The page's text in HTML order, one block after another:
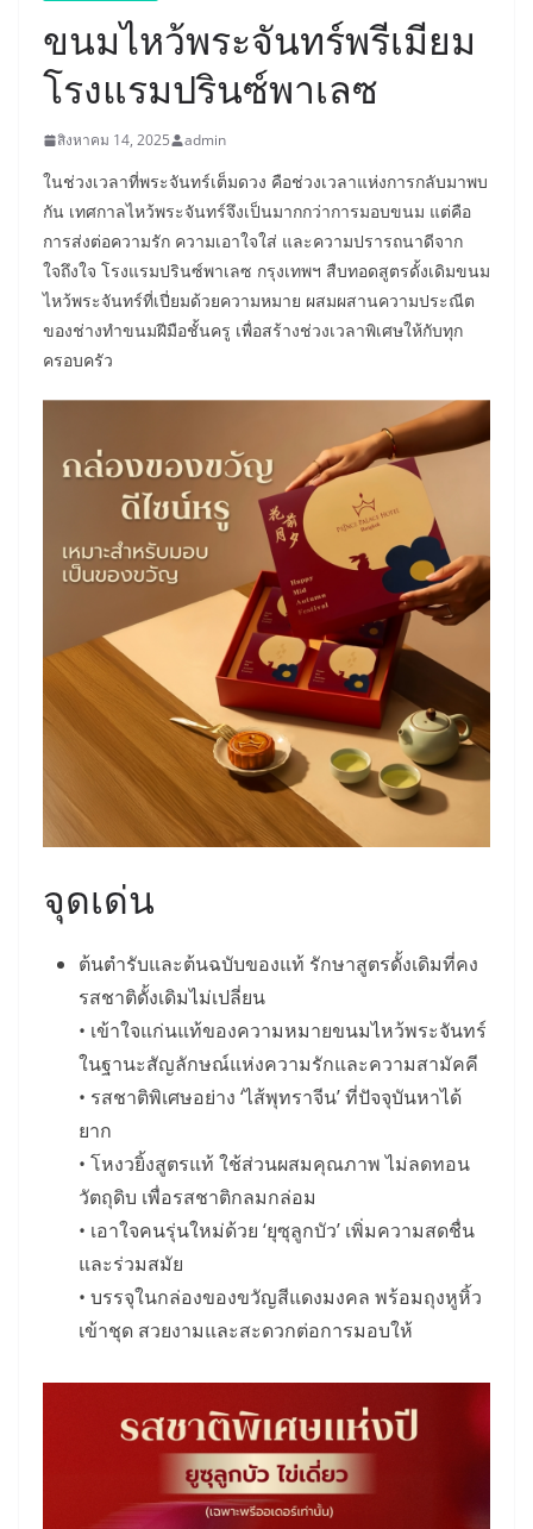
ขนมไหว้พระจันทร์พรีเมียม
โรงแรมปรินซ์พาเลซ
สิงหาคม 14, 2025 admin
ในช่วงเวลาที่พระจันทร์เต็มดวง คือช่วงเวลาแห่งการกลับมาพบ
กัน เทศกาลไหว้พระจันทร์จึงเป็นมากกว่าการมอบขนม แต่คือ
การส่งต่อความรัก ความเอาใจใส่ และความปรารถนาดีจาก
ใจถึงใจ โรงแรมปรินซ์พาเลซ กรุงเทพฯ สืบทอดสูตรดั้งเดิมขนม
ไหว้พระจันทร์ที่เปี่ยมด้วยความหมาย ผสมผสานความประณีต
ของช่างทำขนมฝีมือชั้นครู เพื่อสร้างช่วงเวลาพิเศษให้กับทุก
ครอบครัว
จุดเด่น
ต้นตำรับและต้นฉบับของแท้ รักษาสูตรดั้งเดิมที่คง
รสชาติดั้งเดิมไม่เปลี่ยน
• เข้าใจแก่นแท้ของความหมายขนมไหว้พระจันทร์
ในฐานะสัญลักษณ์แห่งความรักและความสามัคคี
• รสชาติพิเศษอย่าง ‘ไส้พุทราจีน’ ที่ปัจจุบันหาได้
ยาก
• โหงวยิ้งสูตรแท้ ใช้ส่วนผสมคุณภาพ ไม่ลดทอน
วัตถุดิบ เพื่อรสชาติกลมกล่อม
• เอาใจคนรุ่นใหม่ด้วย ‘ยุซุลูกบัว’ เพิ่มความสดชื่น
และร่วมสมัย
• บรรจุในกล่องของขวัญสีแดงมงคล พร้อมถุงหูหิ้ว
เข้าชุด สวยงามและสะดวกต่อการมอบให้